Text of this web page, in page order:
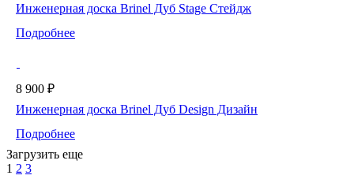
Инженерная доска Brinel Дуб Stage Стейдж
Подробнее
8 900 ₽
Инженерная доска Brinel Дуб Design Дизайн
Подробнее
Загрузить еще
1 2 3